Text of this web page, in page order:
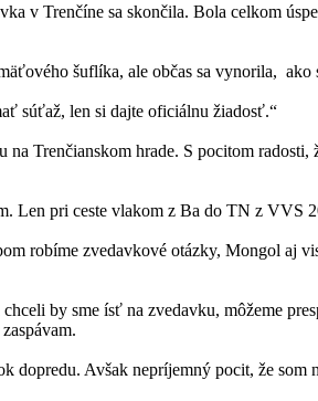
v Trenčíne sa skončila. Bola celkom
šuflíka, ale občas sa vynorila, ako
súťaž, len si dajte oficiálnu žiadosť.“
Trenčianskom hrade. S pocitom
Len pri ceste vlakom z Ba do TN z VVS
robíme zvedavkové otázky, Mongol aj
by sme ísť na zvedavku, môžeme
dopredu. Avšak nepríjemný pocit, že som